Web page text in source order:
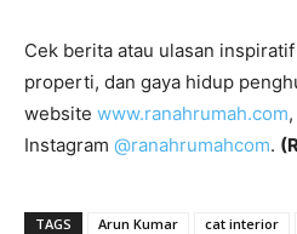
Cek berita atau ulasan
properti, dan gaya hidup
website www.ranahrumah.com
Instagram @ranahrumahcom.
TAGS Arun Kumar cat interior